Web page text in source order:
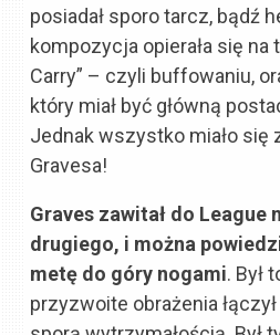
posiadał sporo tarcz, bądź
kompozycja opierała się na
Carry” – czyli buffowaniu,
który miał być główną
Jednak wszystko miało się
Gravesa!
Graves zawitał do League
drugiego, i można
metę do góry nogami. Był
przyzwoite obrażenia